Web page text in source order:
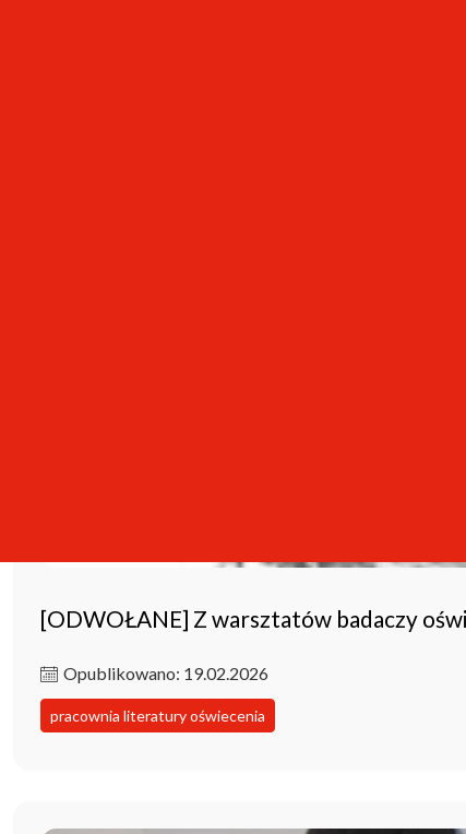
[ODWOŁANE] Z warsztatów badaczy
Opublikowano: 19.02.2026
pracownia literatury oświecenia